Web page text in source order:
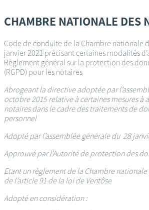
au
contenu
CHAMBRE NATIONALE DES
Code de conduite de la Chambre nationale
janvier 2021 précisant certaines modalités
Règlement général sur la protection des
(RGPD) pour les notaires
Abrogeant la directive adoptée par
octobre 2015 relative à certaines mesures à
notaires dans le cadre des traitements de
personnel
Adopté par l’assemblée générale du 28
Approuvé par l’Autorité de protection des
Etant un règlement de la Chambre nationale
de l’article 91 de la loi de Ventôse
Adopté en considération :